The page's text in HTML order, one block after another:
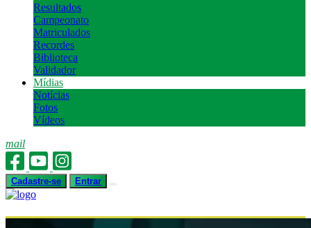
Resultados
Campeonato
Matriculados
Recordes
Biblioteca
Validador
Mídias
Notícias
Fotos
Vídeos
mail
Cadastre-se Entrar